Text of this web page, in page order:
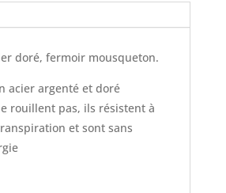
doré, fermoir mousqueton.
acier argenté et doré
rouillent pas, ils résistent à
et sont sans